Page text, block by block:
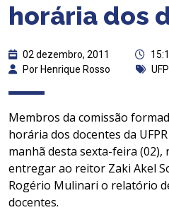
horária dos
02 dezembro, 2011
Por Henrique Rosso
Membros da comissão
horária dos docentes da
manhã desta sexta-feira
entregar ao reitor Zaki Akel
Rogério Mulinari o relatório
docentes.